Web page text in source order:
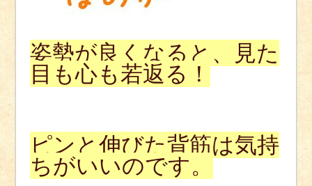
姿勢が良くなると、見た
目も心も若返る！
ピンと伸びた背筋は気持
ちがいいのです。